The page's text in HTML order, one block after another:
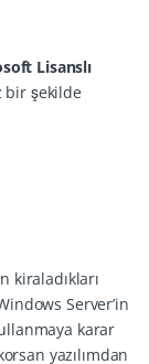
Lisanslı
şekilde
kiraladıkları
Server’in
karar
yazılımdan